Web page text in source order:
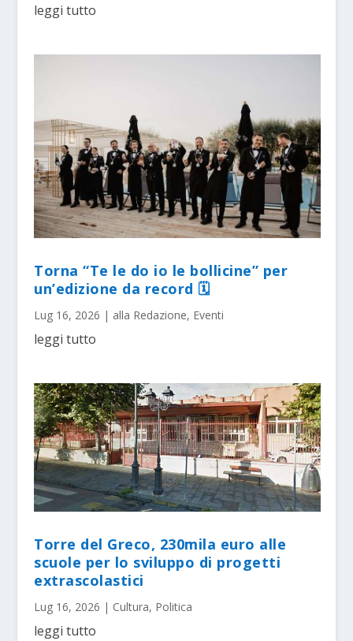
leggi tutto
Torna “Te le do io le bollicine” per
un’edizione da record 🗓
Lug 16, 2026 | alla Redazione, Eventi
leggi tutto
Torre del Greco, 230mila euro alle
scuole per lo sviluppo di progetti
extrascolastici
Lug 16, 2026 | Cultura, Politica
leggi tutto